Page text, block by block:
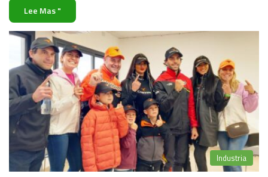
Lee Mas "
Industria